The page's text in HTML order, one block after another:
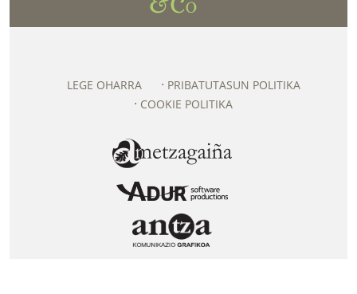
LEGE OHARRA
PRIBATUTASUN POLITIKA
COOKIE POLITIKA